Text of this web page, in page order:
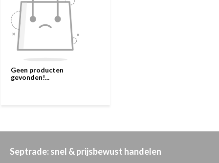
Geen producten
gevonden!...
Septrade: snel & prijsbewust handelen